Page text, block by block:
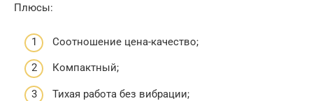
Плюсы:
Соотношение цена-качество;
Компактный;
Тихая работа без вибрации;